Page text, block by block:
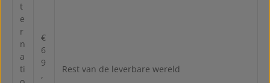
t
e
r
n
a
ti
€
6
9
,
Rest van de leverbare wereld